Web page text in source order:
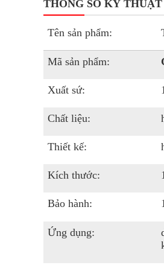
THÔNG SỐ KỸ THUẬT
Tên sản phẩm:
Mã sản phẩm:
Xuất sứ:
Chất liệu:
Thiết kế:
Kích thước:
Bảo hành:
Ứng dụng: